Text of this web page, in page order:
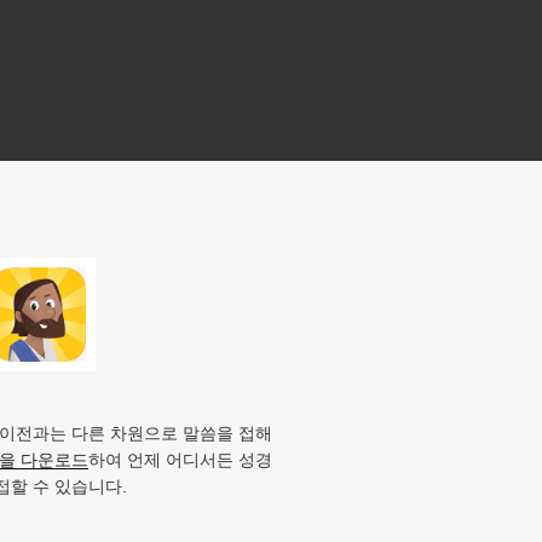
전과는 다른 차원으로 말씀을 접해
다운로드하여 언제 어디서든 성경
할 수 있습니다.